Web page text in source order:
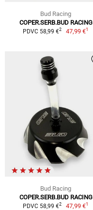
Bud Racing
COPER.SERB.BUD RACING
PDVC 58,99 €2 47,99 €1
Bud Racing
COPER.SERB.BUD RACING
PDVC 58,99 €2 47,99 €1